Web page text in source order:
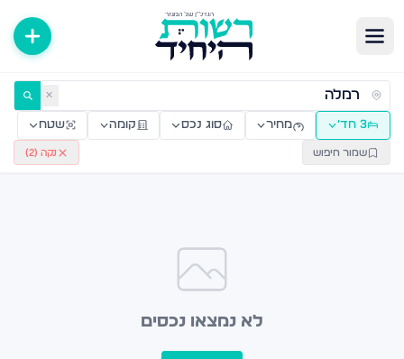
דירות למכירה ולהשכרה — רשות היחיד ✕
3 חד׳ מחיר סוג נכס קומה שטח
שמור חיפוש נקה (2
)
לא נמצאו נכסים